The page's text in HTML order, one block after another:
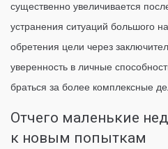
существенно увеличивается
устранения ситуаций большого
обретения цели через
уверенность в личные
браться за более комплексные
Отчего маленькие
к новым попыткам